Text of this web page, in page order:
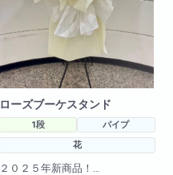
ローズブーケスタンド
1段
パイプ
花
２０２５年新商品！